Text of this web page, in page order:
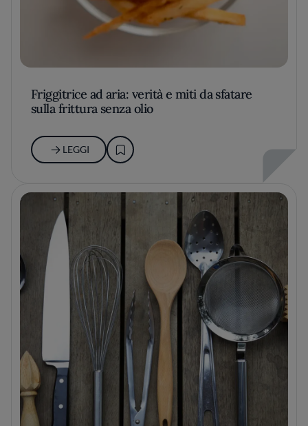
Friggitrice ad aria: verità e miti da sfatare
sulla frittura senza olio
LEGGI